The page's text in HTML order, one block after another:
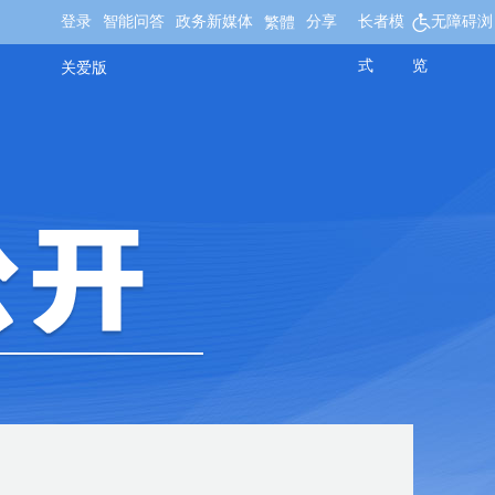
登录 智能问答 政务新媒体 繁體 分享
关爱版
长者模
式
无障碍浏
览